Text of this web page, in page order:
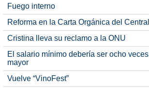
Fuego interno
Reforma en la Carta Orgánica del Central
Cristina lleva su reclamo a la ONU
El salario mínimo debería ser ocho veces
mayor
Vuelve “VinoFest”